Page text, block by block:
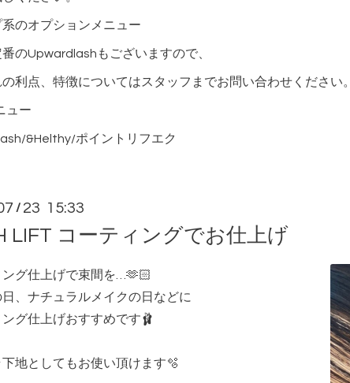
のオプションメニュー
のUpwardlashもございますので、
利点、特徴についてはスタッフまでお問い合わせください。
ュー
&Helthy/ポイントリフエク
/ 23 15:33
LIFT コーティングでお仕上げ
ング仕上げで束間を…🫶🏻
、ナチュラルメイクの日などに
ング仕上げおすすめです🩰
地としてもお使い頂けます🫧